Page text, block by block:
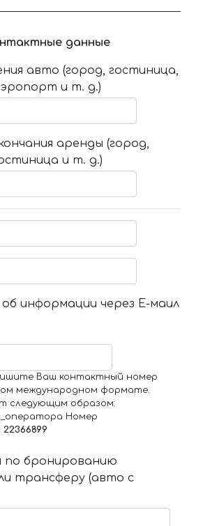
данные
авто (город, гостиница,
и т. д.)
аренды (город,
и т. д.)
информации через Е-маил
Ваш контактный номер
международном формате.
следующим образом:
Номер
22366899
по бронированию
трансферу (авто с